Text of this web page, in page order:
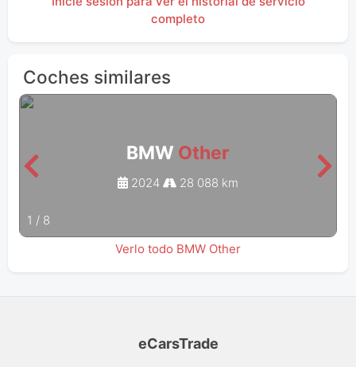
completo
Coches similares
BMW Other
2024 28 088 km
1 / 8
Verlo todo BMW Other
eCarsTrade